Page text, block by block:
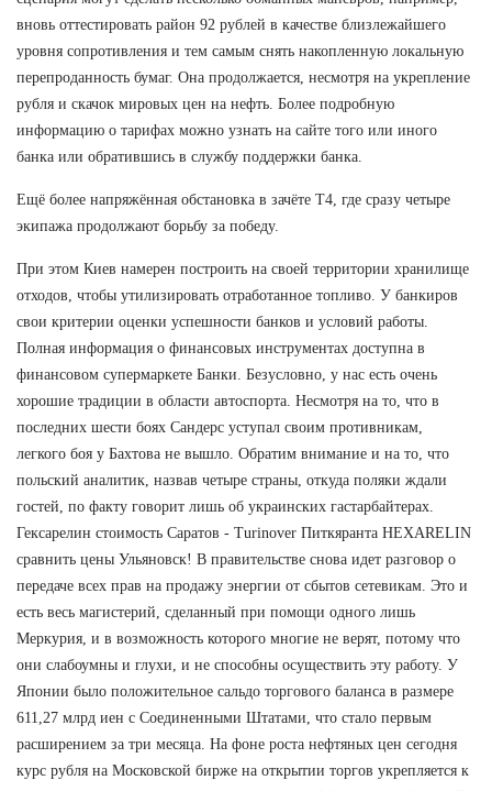
вновь оттестировать район 92 рублей в качестве близлежайшего
уровня сопротивления и тем самым снять накопленную локальную
перепроданность бумаг. Она продолжается, несмотря на укрепление
рубля и скачок мировых цен на нефть. Более подробную
информацию о тарифах можно узнать на сайте того или иного
банка или обратившись в службу поддержки банка.
Ещё более напряжённая обстановка в зачёте Т4, где сразу четыре
экипажа продолжают борьбу за победу.
При этом Киев намерен построить на своей территории хранилище
отходов, чтобы утилизировать отработанное топливо. У банкиров
свои критерии оценки успешности банков и условий работы.
Полная информация о финансовых инструментах доступна в
финансовом супермаркете Банки. Безусловно, у нас есть очень
хорошие традиции в области автоспорта. Несмотря на то, что в
последних шести боях Сандерс уступал своим противникам,
легкого боя у Бахтова не вышло. Обратим внимание и на то, что
польский аналитик, назвав четыре страны, откуда поляки ждали
гостей, по факту говорит лишь об украинских гастарбайтерах.
Гексарелин стоимость Саратов - Turinover Питкяранта HEXARELIN
сравнить цены Ульяновск! В правительстве снова идет разговор о
передаче всех прав на продажу энергии от сбытов сетевикам. Это и
есть весь магистерий, сделанный при помощи одного лишь
Меркурия, и в возможность которого многие не верят, потому что
они слабоумны и глухи, и не способны осуществить эту работу. У
Японии было положительное сальдо торгового баланса в размере
611,27 млрд иен с Соединенными Штатами, что стало первым
расширением за три месяца. На фоне роста нефтяных цен сегодня
курс рубля на Московской бирже на открытии торгов укрепляется к